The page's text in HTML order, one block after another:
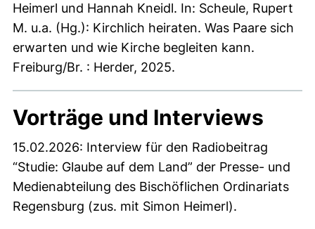
Heimerl und Hannah Kneidl. In: Scheule, Rupert
M. u.a. (Hg.): Kirchlich heiraten. Was Paare sich
erwarten und wie Kirche begleiten kann.
Freiburg/Br. : Herder, 2025.
Vorträge und Interviews
15.02.2026: Interview für den Radiobeitrag
“Studie: Glaube auf dem Land” der Presse- und
Medienabteilung des Bischöflichen Ordinariats
Regensburg (zus. mit Simon Heimerl).